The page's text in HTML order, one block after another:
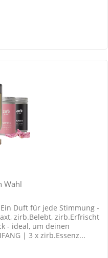
Wahl
Ein Duft für jede Stimmung -
zirb.Belebt, zirb.Erfrischt
- ideal, um deinen
| 3 x zirb.Essenz...